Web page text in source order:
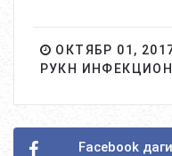
ОКТЯБР 01,
РУКН
Facebook